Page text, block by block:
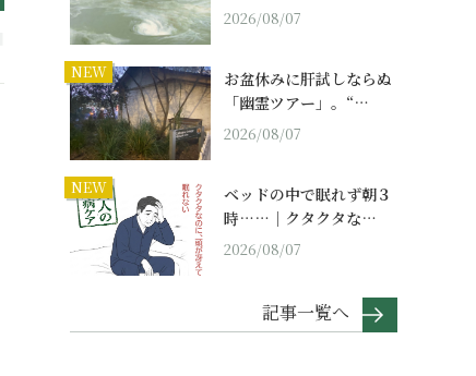
2026/08/07
NEW
お盆休みに肝試しならぬ
「幽霊ツアー」。“…
2026/08/07
NEW
ベッドの中で眠れず朝３
時……｜クタクタな…
2026/08/07
記事一覧へ